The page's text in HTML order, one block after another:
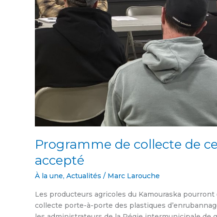
Programme de collecte de
accepté
À la une, Actualités / Marc Larouche
Les producteurs agricoles du Kamouraska
collecte porte-à-porte des plastiques